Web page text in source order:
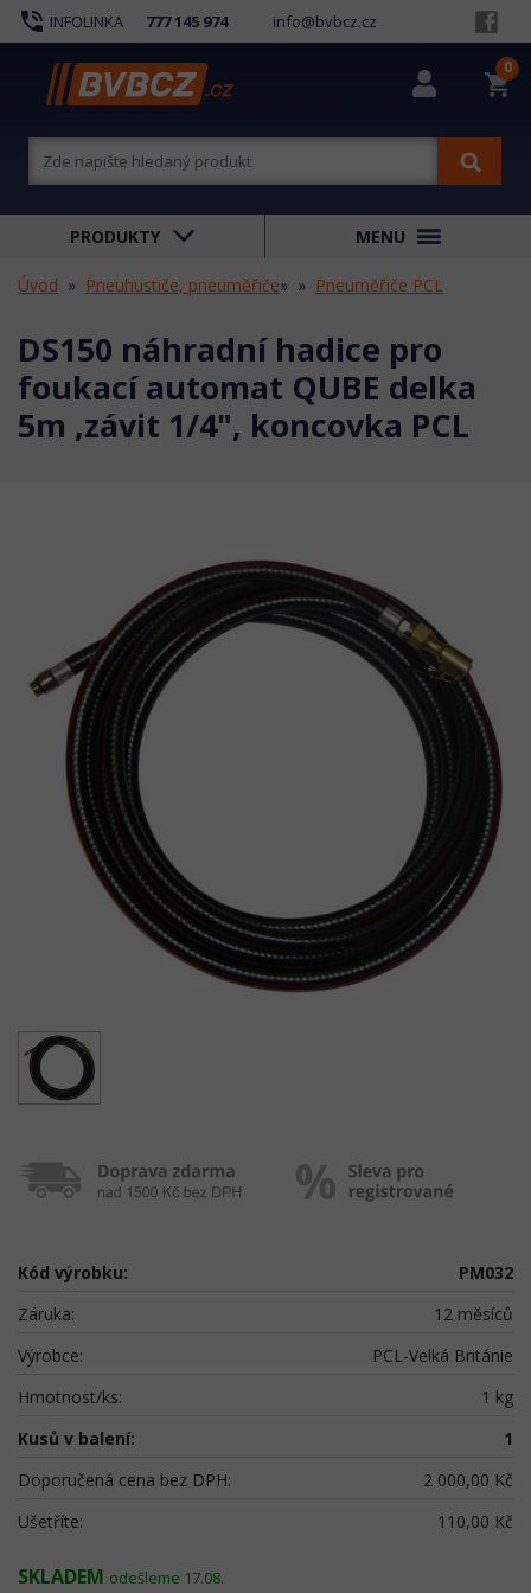
phone_in_talk INFOLINKA 777 145 974 info@bvbcz.cz
shopping_cart
0
PRODUKTY MENU
Úvod Pneuhustiče, pneuměřiče» Pneuměřiče PCL
DS150 náhradní hadice pro
foukací automat QUBE delka
5m ,závit 1/4", koncovka PCL
Kód výrobku:
PM032
Záruka:
12 měsíců
Výrobce:
PCL-Velká Británie
Hmotnost/ks:
1 kg
Kusů v balení:
1
Doporučená cena bez DPH:
2 000,00 Kč
Ušetříte:
110,00 Kč
SKLADEM odešleme 17.08.